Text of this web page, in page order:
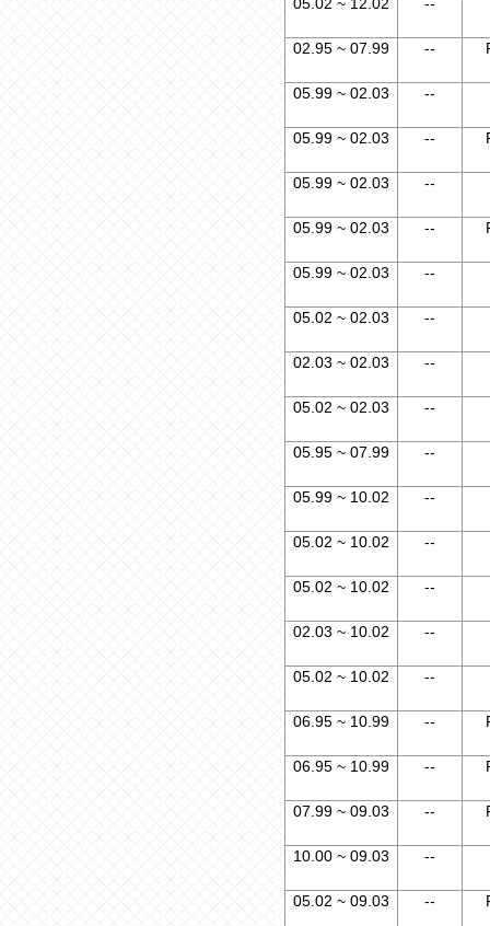
02.95 ~ 07.99 --
05.99 ~ 02.03 --
05.99 ~ 02.03 --
05.99 ~ 02.03 --
05.99 ~ 02.03 --
05.99 ~ 02.03 --
05.02 ~ 02.03 --
02.03 ~ 02.03 --
05.02 ~ 02.03 --
05.95 ~ 07.99 --
05.99 ~ 10.02 --
05.02 ~ 10.02 --
05.02 ~ 10.02 --
02.03 ~ 10.02 --
05.02 ~ 10.02 --
06.95 ~ 10.99 --
06.95 ~ 10.99 --
07.99 ~ 09.03 --
10.00 ~ 09.03 --
05.02 ~ 09.03 --